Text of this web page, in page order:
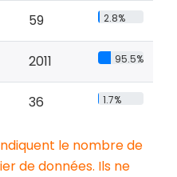
59 2.8%
2011 95.5%
36 1.7%
le nombre de
de données. Ils ne